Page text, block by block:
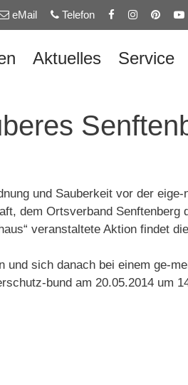
eMail Telefon
Aktuelles Service
und Sauberkeit vor der
dem Ortsverband Senftenberg
veranstaltete Aktion findet
sich danach bei einem ge-
bund am 20.05.2014 um